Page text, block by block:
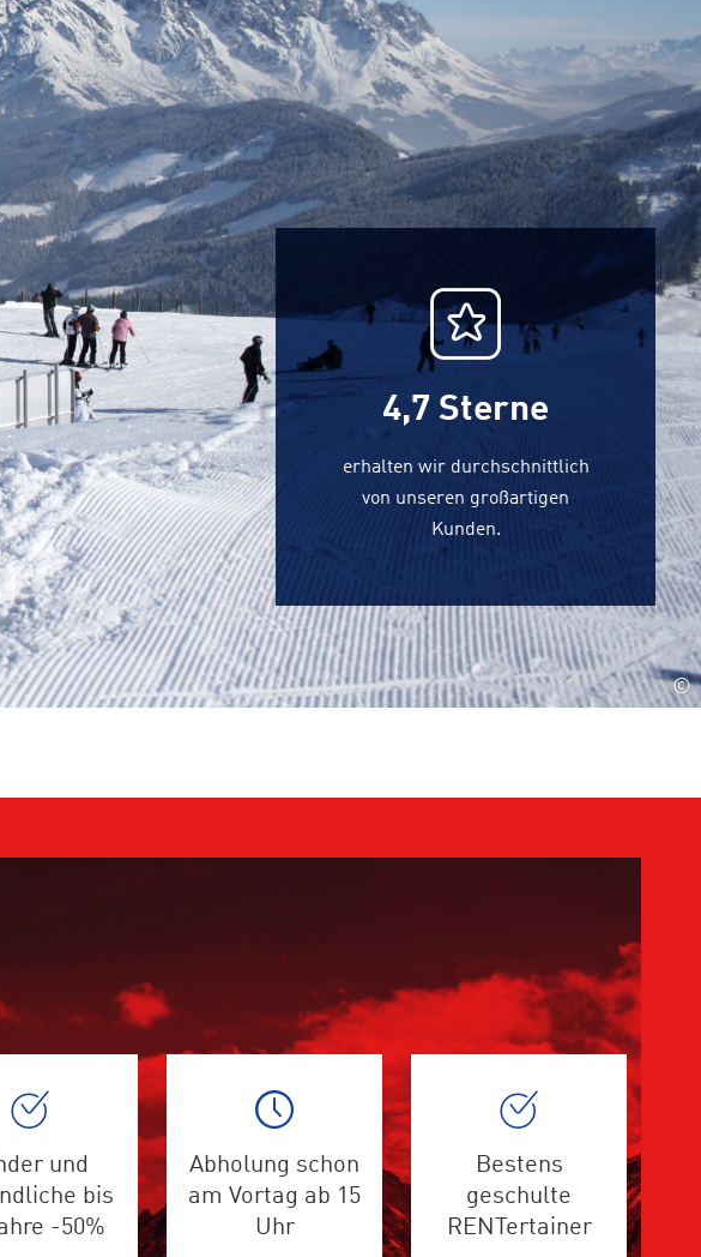
4,7 Sterne
erhalten wir durchschnittlich
von unseren großartigen
Kunden.
©
und
bis
-50%
Abholung schon
am Vortag ab 15
Uhr
Bestens
geschulte
RENTertainer